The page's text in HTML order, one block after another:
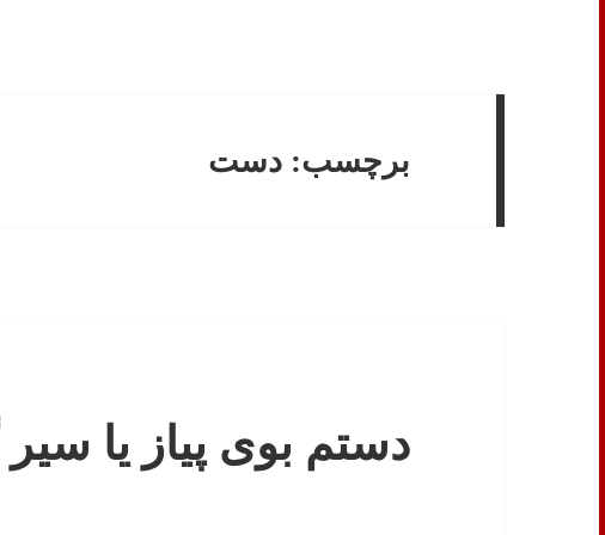
برچسب:دست
دستم بوی پیاز یا